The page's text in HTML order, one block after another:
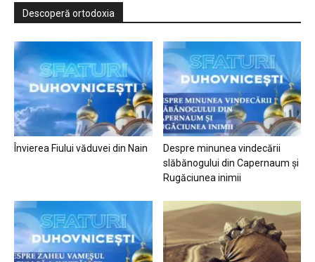
Descoperă ortodoxia
Învierea Fiului văduvei din Nain
Despre minunea vindecării
slăbănogului din Capernaum și
Rugăciunea inimii